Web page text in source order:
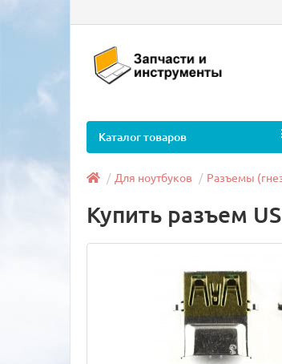
Каталог товаров
Для ноутбуков Разъемы
Купить разъем